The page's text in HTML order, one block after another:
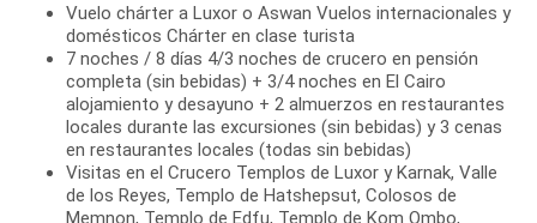
Vuelo chárter a Luxor o Aswan Vuelos internacionales y
domésticos Chárter en clase turista
7 noches / 8 días 4/3 noches de crucero en pensión
completa (sin bebidas) + 3/4 noches en El Cairo
alojamiento y desayuno + 2 almuerzos en restaurantes
locales durante las excursiones (sin bebidas) y 3 cenas
en restaurantes locales (todas sin bebidas)
Visitas en el Crucero Templos de Luxor y Karnak, Valle
de los Reyes, Templo de Hatshepsut, Colosos de
Memnon, Templo de Edfu, Templo de Kom Ombo,